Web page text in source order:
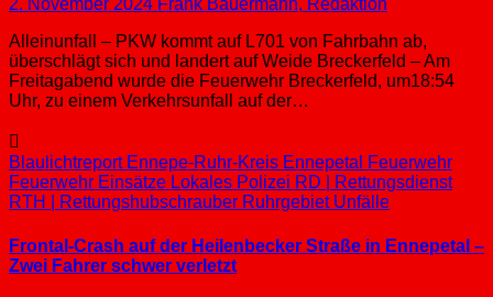
2. November 2024 Frank Bauermann, Redaktion
Alleinunfall – PKW kommt auf L701 von Fahrbahn ab,
überschlägt sich und landert auf Weide Breckerfeld – Am
Freitagabend wurde die Feuerwehr Breckerfeld, um18:54
Uhr, zu einem Verkehrsunfall auf der…
Blaulichtreport Ennepe-Ruhr-Kreis Ennepetal Feuerwehr
Feuerwehr Einsätze Lokales Polizei RD | Rettungsdienst
RTH | Rettungshubschrauber Ruhrgebiet Unfälle
Frontal-Crash auf der Heilenbecker Straße in Ennepetal –
Zwei Fahrer schwer verletzt